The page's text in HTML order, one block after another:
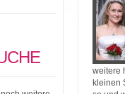
weitere
kleinen